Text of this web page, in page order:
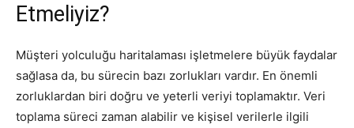
Etmeliyiz?
Müşteri yolculuğu haritalaması işletmelere büyük faydalar
sağlasa da, bu sürecin bazı zorlukları vardır. En önemli
zorluklardan biri doğru ve yeterli veriyi toplamaktır. Veri
toplama süreci zaman alabilir ve kişisel verilerle ilgili